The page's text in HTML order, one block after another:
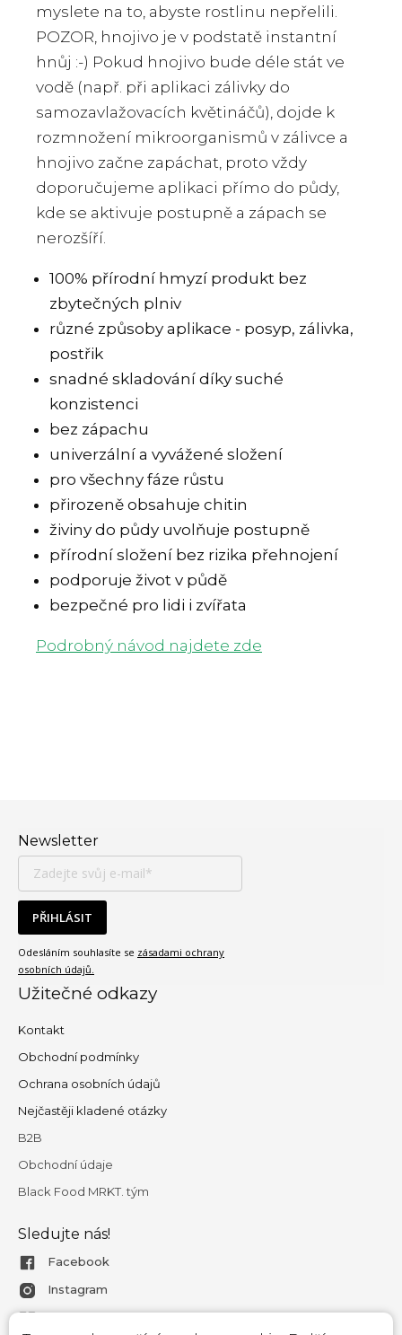
myslete na to, abyste rostlinu nepřelili.
POZOR, hnojivo je v podstatě instantní
hnůj :-) Pokud hnojivo bude déle stát ve
vodě (např. při aplikaci zálivky do
samozavlažovacích květináčů), dojde k
rozmnožení mikroorganismů v zálivce a
hnojivo začne zapáchat, proto vždy
doporučujeme aplikaci přímo do půdy,
kde se aktivuje postupně a zápach se
nerozšíří.
100% přírodní hmyzí produkt bez
zbytečných plniv
různé způsoby aplikace - posyp, zálivka,
postřik
snadné skladování díky suché
konzistenci
bez zápachu
univerzální a vyvážené složení
pro všechny fáze růstu
přirozeně obsahuje chitin
živiny do půdy uvolňuje postupně
přírodní složení bez rizika přehnojení
podporuje život v půdě
bezpečné pro lidi i zvířata
Podrobný návod najdete zde
Newsletter
PŘIHLÁSIT
Odesláním souhlasíte se zásadami ochrany
osobních údajů.
Užitečné odkazy
Kontakt
Obchodní podmínky
Ochrana osobních údajů
Nejčastěji kladené otázky
B2B
Obchodní údaje
Black Food MRKT. tým
Sledujte nás!
Facebook
Instagram
Magazín